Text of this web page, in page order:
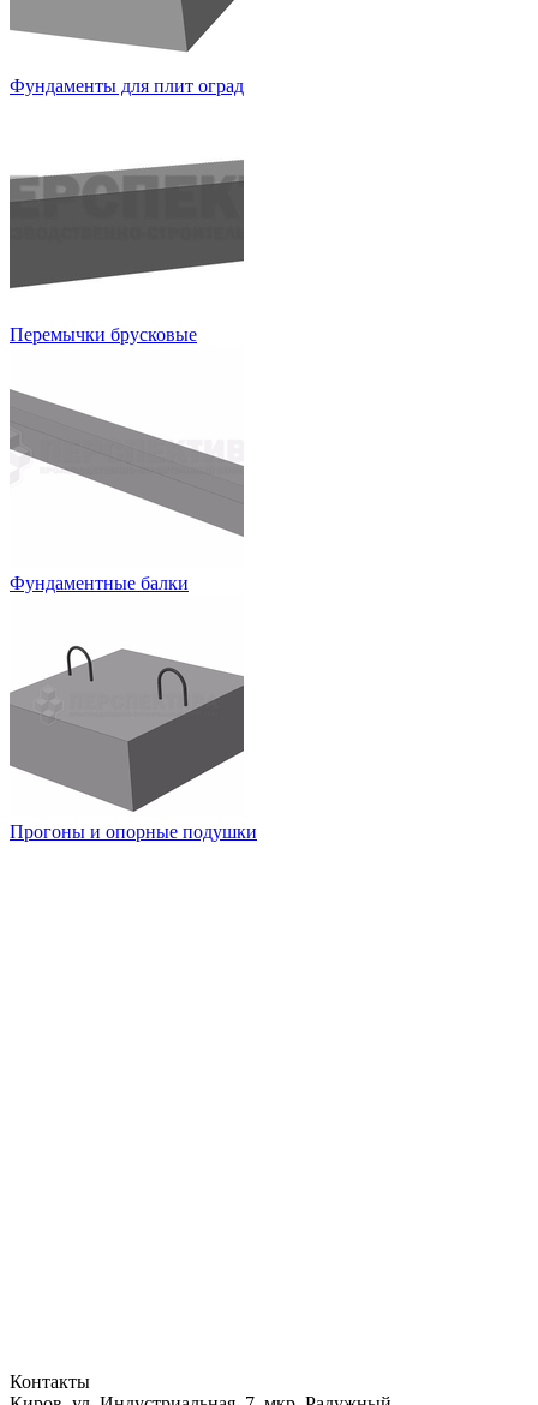
Фундаменты для плит оград
Перемычки брусковые
Фундаментные балки
Прогоны и опорные подушки
Контакты